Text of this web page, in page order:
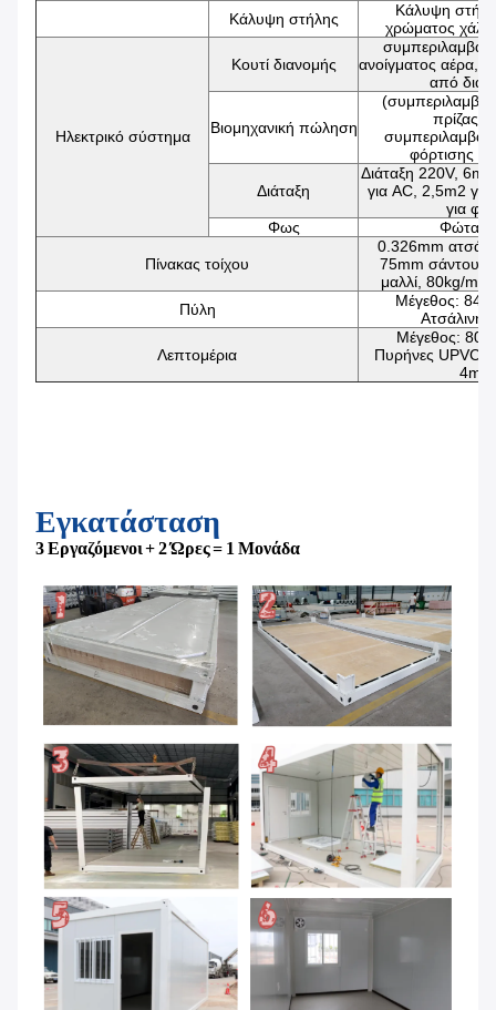
Κάλυψη στήλης
Κάλυψη
χρώματος
Ηλεκτρικό σύστημα
Κουτί διανομής
ανοίγματος αέρα,
από
Βιομηχανική πώληση
πρίζας)
φόρτισης
Διάταξη
Διάταξη 220V,
για AC, 2,5m2
για
Φως
Φώτα
Πίνακας τοίχου
0.326mm
75mm
μαλλί, 80kg/m3
Πύλη
Μέγεθος:
Ατσάλινη
Λεπτομέρια
Μέγεθος:
Πυρήνες UPVC,
4mm
Εγκατάσταση
3 Εργαζόμενοι + 2 Ώρες = 1 Μονάδα